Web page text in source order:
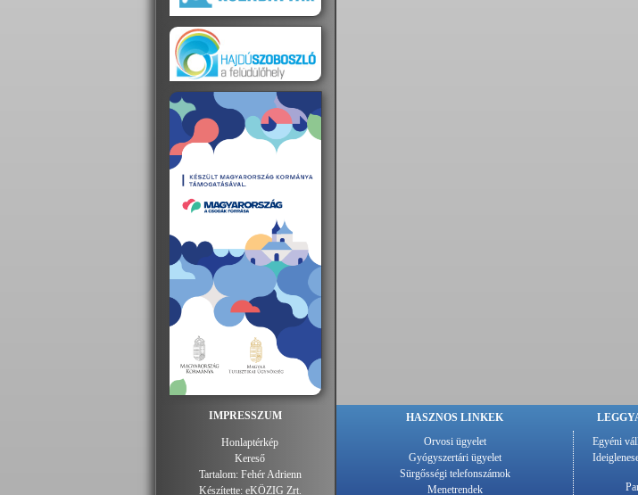
IMPRESSZUM
Honlaptérkép
Kereső
Tartalom: Fehér Adrienn
Készítette: eKÖZIG Zrt.
HASZNOS LINKEK
Orvosi ügyelet
Gyógyszertári ügyelet
Sürgősségi telefonszámok
Menetrendek
Egyéni